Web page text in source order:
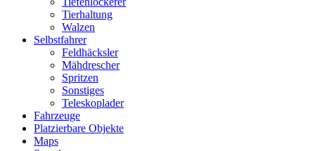
Tierhaltung
Walzen
Selbstfahrer
Feldhäcksler
Mähdrescher
Spritzen
Sonstiges
Teleskoplader
Fahrzeuge
Platzierbare Objekte
Maps